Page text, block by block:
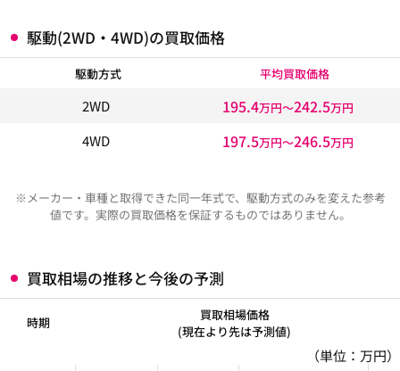
駆動(2WD・4WD)の買取価格
駆動方式 平均買取価格
2WD 195.4万円〜242.5万円
4WD 197.5万円〜246.5万円
※メーカー・車種と取得できた同一年式で、駆動方式のみを変えた参考
値です。実際の買取価格を保証するものではありません。
買取相場の推移と今後の予測
時期
買取相場価格
(現在より先は予測値)
（単位：万円）